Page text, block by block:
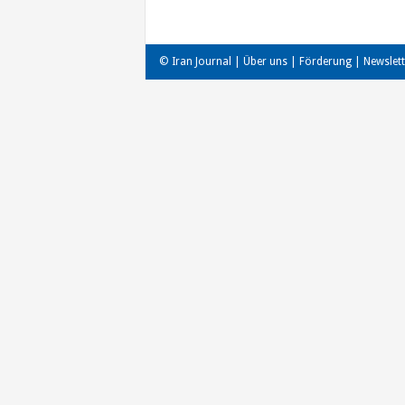
© Iran Journal | Über uns Förderung